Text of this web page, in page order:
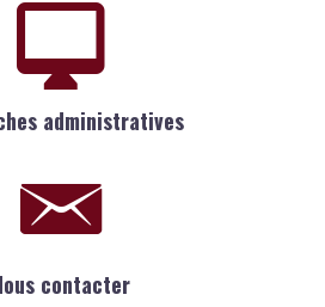
administratives
contacter